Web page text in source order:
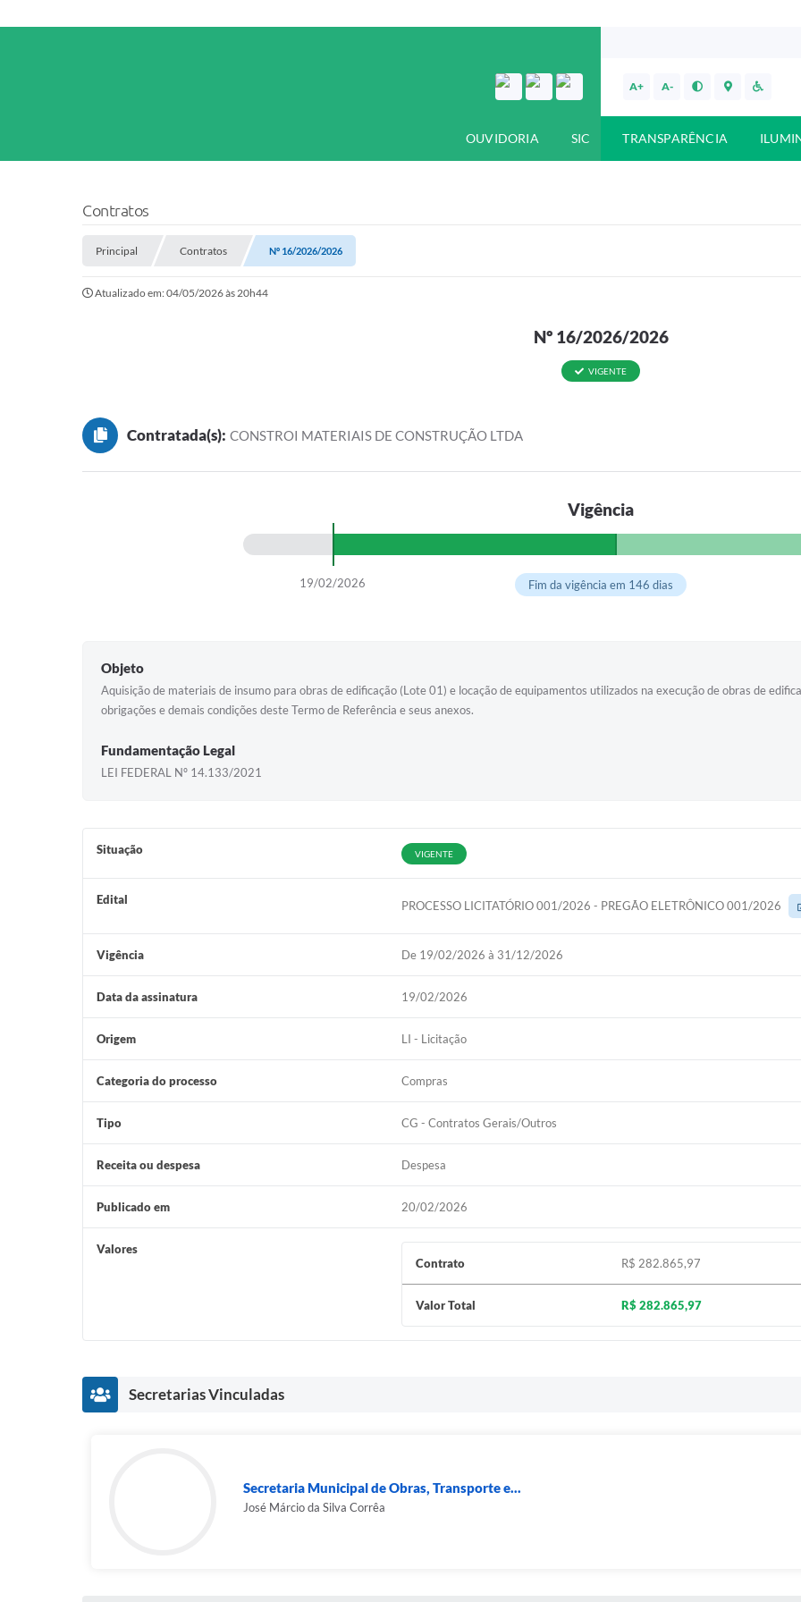
A+ A-
OUVIDORIA SIC TRANSPARÊNCIA
Contratos
Principal Contratos Nº 16/2026/2026
Atualizado em: 04/05/2026 às 20h44
Nº 16/2026/2026
VIGENTE
Contratada(s): CONSTROI MATERIAIS DE CONSTRUÇÃO LTDA
Vigência
19/02/2026 Fim da vigência em 146 dias
Objeto
Aquisição de materiais de insumo para obras de edificação (Lote 01) e locação de equipamentos utilizados na execução de obras de
obrigações e demais condições deste Termo de Referência e seus anexos.
Fundamentação Legal
LEI FEDERAL Nº 14.133/2021
Situação VIGENTE
Edital PROCESSO LICITATÓRIO 001/2026 - PREGÃO ELETRÔNICO 001/2026
Vigência De 19/02/2026 à 31/12/2026
Data da assinatura 19/02/2026
Origem LI - Licitação
Categoria do processo Compras
Tipo CG - Contratos Gerais/Outros
Receita ou despesa Despesa
Publicado em 20/02/2026
Valores
Contrato
R$ 282.865,97
Valor Total R$ 282.865,97
Secretarias Vinculadas
Secretaria Municipal de Obras, Transporte e...
José Márcio da Silva Corrêa